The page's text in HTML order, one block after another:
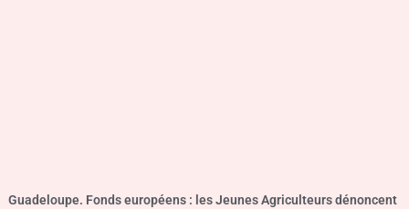
Guadeloupe. Fonds européens : les Jeunes Agriculteurs dénoncent